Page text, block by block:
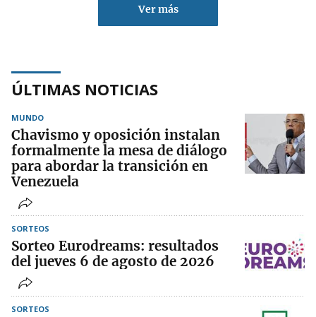
Ver más
ÚLTIMAS NOTICIAS
MUNDO
Chavismo y oposición instalan
formalmente la mesa de diálogo
para abordar la transición en
Venezuela
SORTEOS
Sorteo Eurodreams: resultados
del jueves 6 de agosto de 2026
SORTEOS